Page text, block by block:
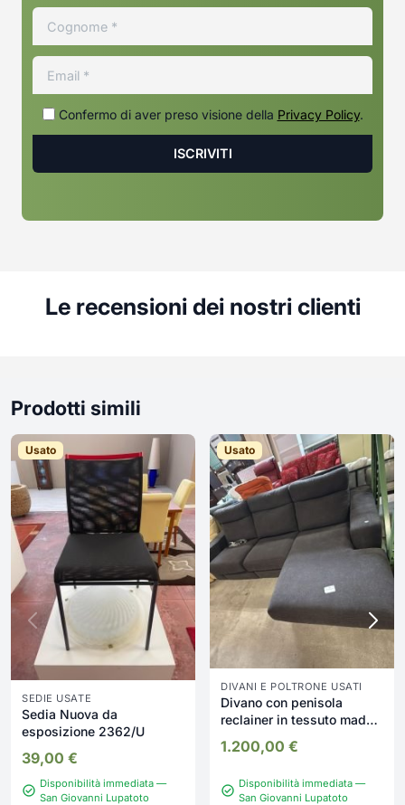
Confermo di aver preso visione della Privacy Policy.
Le recensioni dei nostri clienti
Prodotti simili
Usato
SEDIE USATE
Sedia Nuova da
esposizione 2362/U
39,00 €
Disponibilità immediata —
San Giovanni Lupatoto
Usato
DIVANI E POLTRONE USATI
Divano con penisola
reclainer in tessuto made
esposizione 2332/U
1.200,00 €
Disponibilità immediata —
San Giovanni Lupatoto